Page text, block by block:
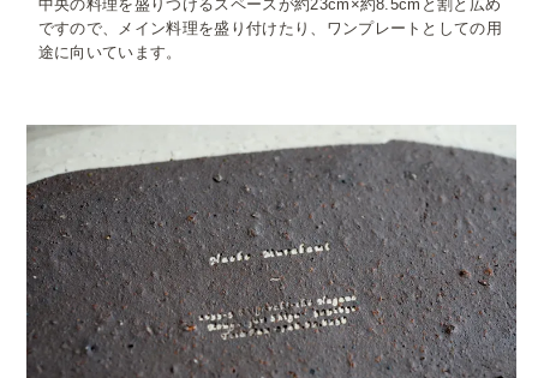
中央の料理を盛りつけるスペースが約23cm×約8.5cmと割と広め
ですので、メイン料理を盛り付けたり、ワンプレートとしての用
途に向いています。